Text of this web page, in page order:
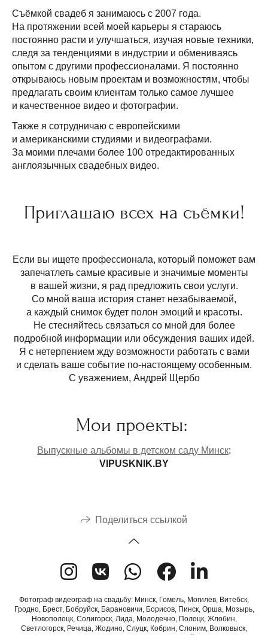
Съёмкой свадеб я занимаюсь с 2007 года.
На протяжении всей моей карьеры я стараюсь
постоянно расти и улучшаться, изучая новые техники,
следя за тенденциями в индустрии и обмениваясь
опытом с другими профессионалами. Я постоянно
открываюсь новым проектам и возможностям, чтобы
предлагать своим клиентам только самое лучшее
и качественное видео и фотографии.
Также я сотрудничаю с европейскими
и американскими студиями и видеографами.
За моими плечами более 100 отредактированных
англоязычных свадебных видео.
Приглашаю всех на съёмки!
Если вы ищете профессионала, который поможет вам
запечатлеть самые красивые и значимые моменты
в вашей жизни, я рад предложить свои услуги.
Со мной ваша история станет незабываемой,
а каждый снимок будет полон эмоций и красоты.
Не стесняйтесь связаться со мной для более
подробной информации или обсуждения ваших идей.
Я с нетерпением жду возможности работать с вами
и сделать ваше событие по-настоящему особенным.
С уважением, Андрей Щербо
Мои проекты:
Выпускные альбомы в детском саду Минск:
VIPUSKNIK.BY
Поделиться ссылкой
Фотограф видеограф на свадьбу: Минск, Гомель, Могилёв, Витебск,
Гродно, Брест, Бобруйск, Барановичи, Борисов, Пинск, Орша, Мозырь,
Новополоцк, Солигорск, Лида, Молодечно, Полоцк, Жлобин,
Светлогорск, Речица, Жодино, Слуцк, Кобрин, Слоним, Волковыск,